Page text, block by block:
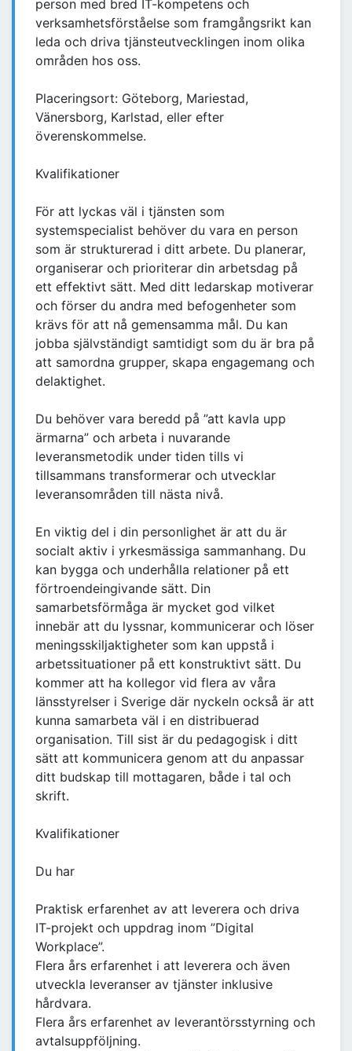
person med bred IT-kompetens och
verksamhetsförståelse som framgångsrikt kan
leda och driva tjänsteutvecklingen inom olika
områden hos oss.
Placeringsort: Göteborg, Mariestad,
Vänersborg, Karlstad, eller efter
överenskommelse.
Kvalifikationer
För att lyckas väl i tjänsten som
systemspecialist behöver du vara en person
som är strukturerad i ditt arbete. Du planerar,
organiserar och prioriterar din arbetsdag på
ett effektivt sätt. Med ditt ledarskap motiverar
och förser du andra med befogenheter som
krävs för att nå gemensamma mål. Du kan
jobba självständigt samtidigt som du är bra på
att samordna grupper, skapa engagemang och
delaktighet.
Du behöver vara beredd på ”att kavla upp
ärmarna” och arbeta i nuvarande
leveransmetodik under tiden tills vi
tillsammans transformerar och utvecklar
leveransområden till nästa nivå.
En viktig del i din personlighet är att du är
socialt aktiv i yrkesmässiga sammanhang. Du
kan bygga och underhålla relationer på ett
förtroendeingivande sätt. Din
samarbetsförmåga är mycket god vilket
innebär att du lyssnar, kommunicerar och löser
meningsskiljaktigheter som kan uppstå i
arbetssituationer på ett konstruktivt sätt. Du
kommer att ha kollegor vid flera av våra
länsstyrelser i Sverige där nyckeln också är att
kunna samarbeta väl i en distribuerad
organisation. Till sist är du pedagogisk i ditt
sätt att kommunicera genom att du anpassar
ditt budskap till mottagaren, både i tal och
skrift.
Kvalifikationer
Du har
Praktisk erfarenhet av att leverera och driva
IT-projekt och uppdrag inom ”Digital
Workplace”.
Flera års erfarenhet i att leverera och även
utveckla leveranser av tjänster inklusive
hårdvara.
Flera års erfarenhet av leverantörsstyrning och
avtalsuppföljning.